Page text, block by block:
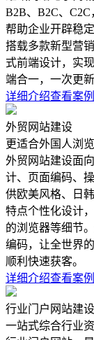
B2B、B2C、C2C
帮助企业开辟稳
搭载多款新型营
式前端设计，实
端合一，一次更
详细介绍查看案例
外贸网站建设
更适合外国人浏
外贸网站建设面
计、页面编码、
供欧美风格、日
特点个性化设计
的浏览器等细节
编码，让全世界
顺利快速获客。
详细介绍查看案例
行业门户网站建设
一站式综合行业